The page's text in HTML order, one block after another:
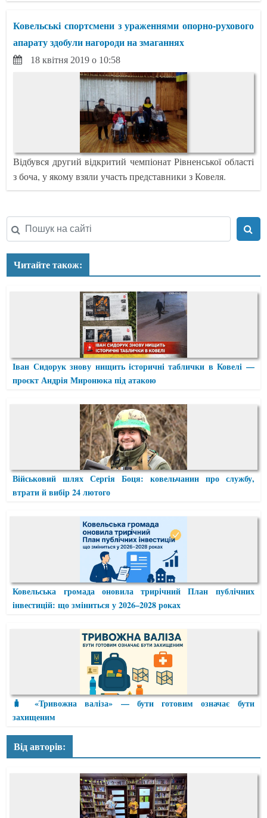
Ковельські спортсмени з ураженнями опорно-рухового
апарату здобули нагороди на змаганнях
18 квітня 2019 о 10:58
Відбувся другий відкритий чемпіонат Рівненської області
з боча, у якому взяли участь представники з Ковеля.
Читайте також:
Іван Сидорук знову нищить історичні таблички в Ковелі —
проєкт Андрія Миронюка під атакою
Військовий шлях Сергія Боця: ковельчанин про службу,
втрати й вибір 24 лютого
Ковельська громада оновила трирічний План публічних
інвестицій: що зміниться у 2026–2028 роках
🧳 «Тривожна валіза» — бути готовим означає бути
захищеним
Від авторів: